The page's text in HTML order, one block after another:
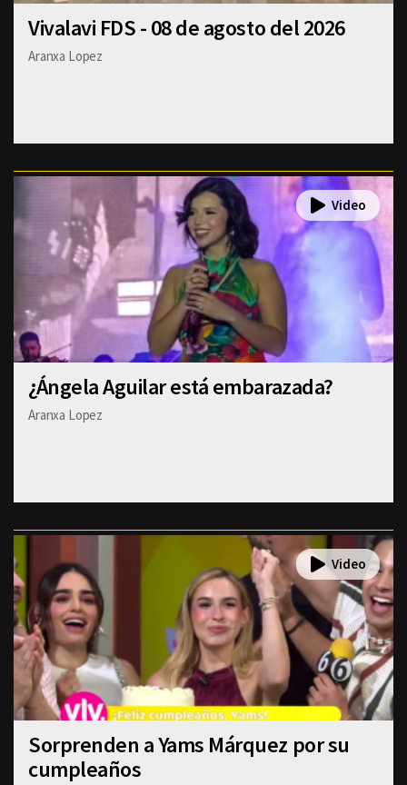
Vivalavi FDS - 08 de agosto del 2026
Aranxa Lopez
¿Ángela Aguilar está embarazada?
Aranxa Lopez
Sorprenden a Yams Márquez por su
cumpleaños